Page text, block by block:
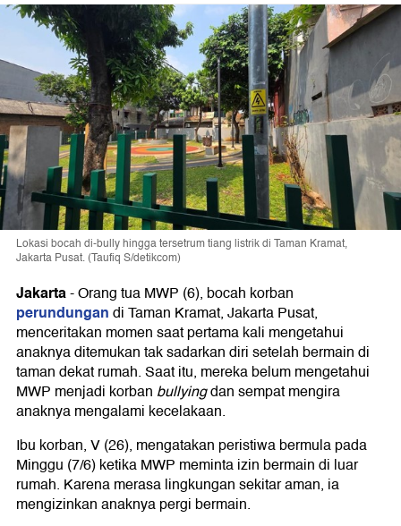
Lokasi bocah di-bully hingga tersetrum tiang listrik di Taman Kramat,
Jakarta Pusat. (Taufiq S/detikcom)
Jakarta-Orang tua MWP (6), bocah korban
perundungandi Taman Kramat, Jakarta Pusat,
menceritakan momen saat pertama kali mengetahui
anaknya ditemukan tak sadarkan diri setelah bermain di
taman dekat rumah. Saat itu, mereka belum mengetahui
MWP menjadi korban bullyingdan sempat mengira
anaknya mengalami kecelakaan.
Ibu korban, V (26), mengatakan peristiwa bermula pada
Minggu (7/6) ketika MWP meminta izin bermain di luar
rumah. Karena merasa lingkungan sekitar aman, ia
mengizinkan anaknya pergi bermain.